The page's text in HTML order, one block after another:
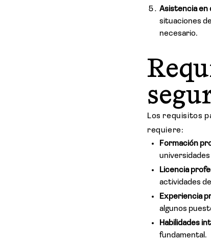
Asistencia en
situaciones
necesario.
Los requisitos
requiere:
Formación
Licencia
actividades
Experiencia
algunos
Habilidades
fundamental.